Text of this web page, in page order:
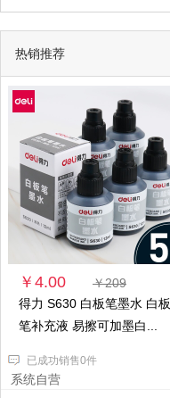
热销推荐
￥4.00
￥209
得力 S630 白板笔墨水 白板
笔补充液 易擦可加墨白...
已成功销售0件
系统自营